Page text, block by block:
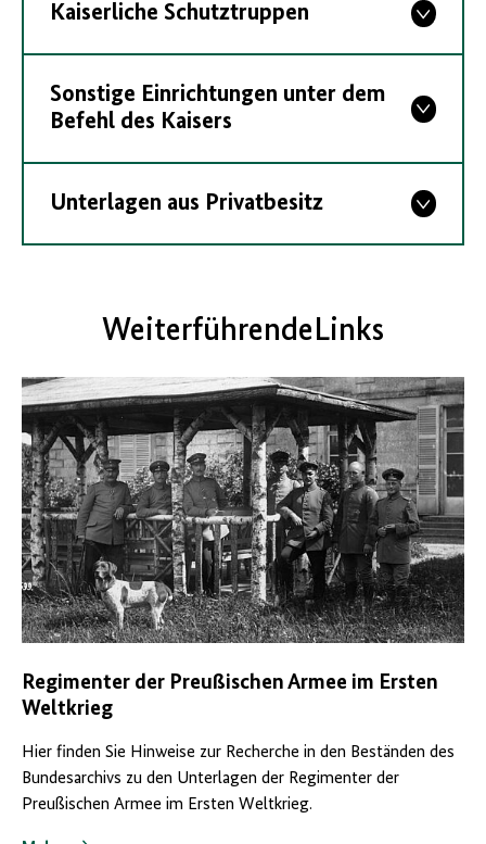
Kaiserliche Schutztruppen
Sonstige Einrichtungen unter dem
Befehl des Kaisers
Unterlagen aus Privatbesitz
WeiterführendeLinks
Regimenter der Preußischen Armee im Ersten
Weltkrieg
Hier finden Sie Hinweise zur Recherche in den Beständen des
Bundesarchivs zu den Unterlagen der Regimenter der
Preußischen Armee im Ersten Weltkrieg.